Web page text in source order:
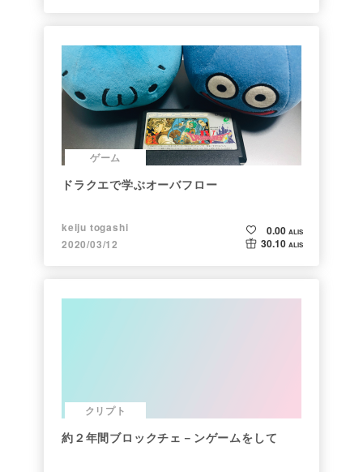
ゲーム
ドラクエで学ぶオーバフロー
keiju togashi
2020/03/12
0.00 ALIS
30.10 ALIS
クリプト
約２年間ブロックチェ－ンゲームをして